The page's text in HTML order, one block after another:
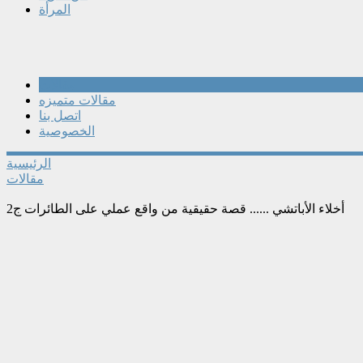
المرأة
مقالات متميزه
اتصل بنا
الخصوصية
الرئيسية
مقالات
أخلاء الأباتشي ...... قصة حقيقية من واقع عملي على الطائرات ج2